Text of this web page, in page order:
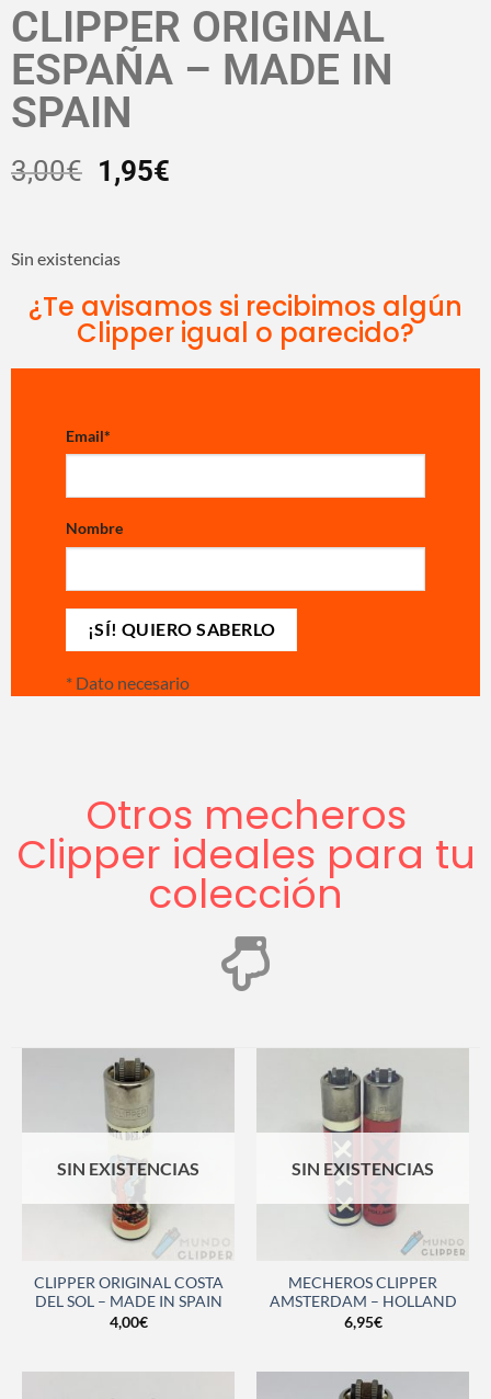
CLIPPER ORIGINAL
ESPAÑA – MADE IN
SPAIN
3,00€ 1,95€
Sin existencias
¿Te avisamos si recibimos algún
Clipper igual o parecido?
Email*
Nombre
* Dato necesario
Otros mecheros
Clipper ideales para tu
colección
SIN EXISTENCIAS
CLIPPER ORIGINAL COSTA
DEL SOL – MADE IN SPAIN
4,00€
SIN EXISTENCIAS
MECHEROS CLIPPER
AMSTERDAM – HOLLAND
6,95€